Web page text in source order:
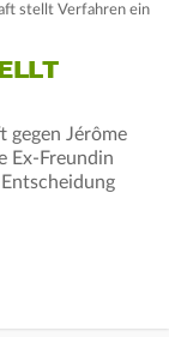
stellt Verfahren ein
gegen Jérôme
Ex-Freundin